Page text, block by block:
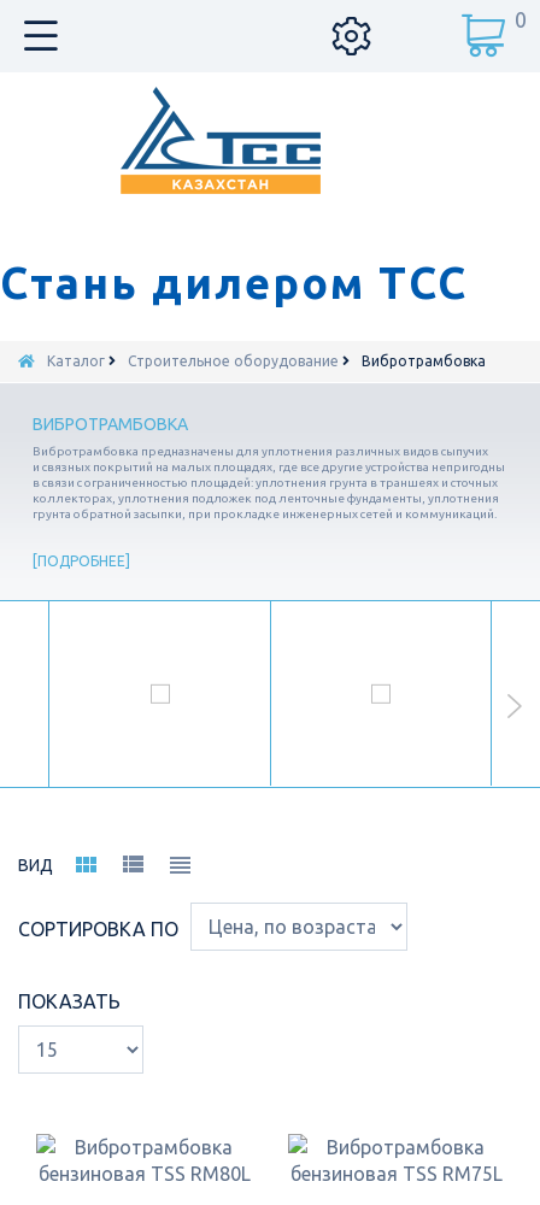
Стань дилером ТСС
0
Каталог Строительное оборудование Вибротрамбовка
ВИБРОТРАМБОВКА
Вибротрамбовка предназначены для уплотнения различных видов сыпучих
и связных покрытий на малых площадях, где все другие устройства непригодны
в связи с ограниченностью площадей: уплотнения грунта в траншеях и сточных
коллекторах, уплотнения подложек под ленточные фундаменты, уплотнения
грунта обратной засыпки, при прокладке инженерных сетей и коммуникаций.
ПОДРОБНЕЕ
ВИД
СОРТИРОВКА ПО
ПОКАЗАТЬ